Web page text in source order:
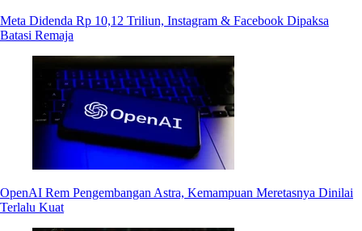
Meta Didenda Rp 10,12 Triliun, Instagram & Facebook Dipaksa
Batasi Remaja
OpenAI Rem Pengembangan Astra, Kemampuan Meretasnya Dinilai
Terlalu Kuat